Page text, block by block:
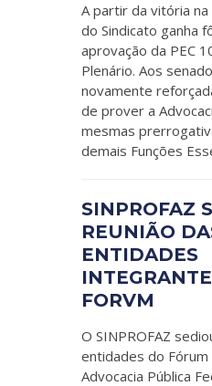
A partir da vitória na
do Sindicato ganha
aprovação da PEC
Plenário. Aos
novamente
de prover a
mesmas
demais Funções
SINPROFAZ
REUNIÃO
ENTIDADES
FORVM
O SINPROFAZ
entidades do Fórum
Advocacia Pública